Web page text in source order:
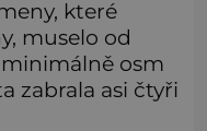
které
muselo od
osm
zabrala asi čtyři